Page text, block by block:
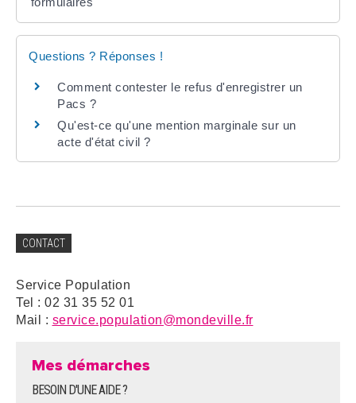
Questions ? Réponses !
Comment contester le refus d'enregistrer un
Pacs ?
Qu'est-ce qu'une mention marginale sur un
acte d'état civil ?
CONTACT
Service Population
Tel : 02 31 35 52 01
Mail : service.population@mondeville.fr
Mes démarches
BESOIN D'UNE AIDE ?